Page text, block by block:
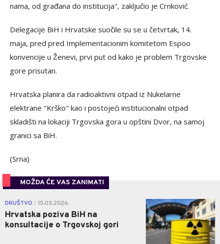
nama, od građana do institucija", zaključio je Crnković.
Delegacije BiH i Hrvatske suočile su se u četvrtak, 14.
maja, pred pred Implementacionim komitetom Espoo
konvencije u Ženevi, prvi put od kako je problem Trgovske
gore prisutan.
Hrvatska planira da radioaktivni otpad iz Nukelarne
elektrane "Krško" kao i postojeći institucionalni otpad
skladišti na lokaciji Trgovska gora u opštini Dvor, na samoj
granici sa BiH.
(Srna)
MOŽDA ĆE VAS ZANIMATI
DRUŠTVO 15.05.2026.
Hrvatska poziva BiH na
konsultacije o Trgovskoj gori
0